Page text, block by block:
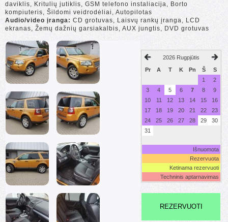
daviklis, Kritulių jutiklis, GSM telefono instaliacija, Borto
kompiuteris, Šildomi veidrodėliai, Autopilotas
Audio/video įranga: CD grotuvas, Laisvų rankų įranga, LCD
ekranas, Žemų dažnių garsiakalbis, AUX jungtis, DVD grotuvas
2026 Rugpjūtis
Pr
A T K Pn Š
S
1
2
3
4 5 6 7 8
9
10
11 12 13 14 15
16
17
18 19 20 21 22
23
24
25 26 27 28 29
30
31
Išnuomota
Rezervuota
Ketinama rezervuoti
Techninis aptarnavimas
REZERVUOTI